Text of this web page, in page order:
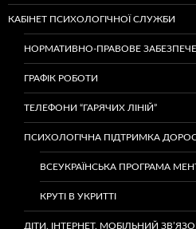
КАБІНЕТ ПСИХОЛОГІЧНОЇ СЛУЖБИ
НОРМАТИВНО-ПРАВОВЕ
ГРАФІК РОБОТИ
ТЕЛЕФОНИ “ГАРЯЧИХ ЛІНІЙ”
ПСИХОЛОГІЧНА ПІДТРИМКА
ВСЕУКРАЇНСЬКА ПРОГРАМА
КРУТІ В УКРИТТІ
ДІТИ. ІНТЕРНЕТ. МОБІЛЬНИЙ